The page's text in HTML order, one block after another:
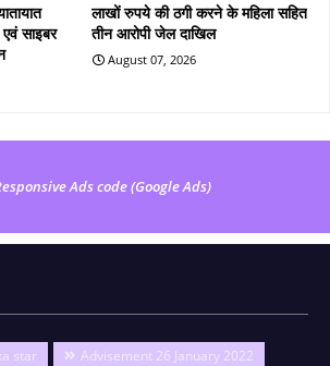
साइबर
लाखों रुपये की ठगी करने के महिला सहित
तीन आरोपी जेल दाखिल
August 07, 2026
Ads code (Google Ads)
star
Advisement 26 January 2022